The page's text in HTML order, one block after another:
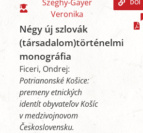
Szeghy-Gayer
Veronika
Négy új szlovák
(társadalom)történelmi
monográfia
Ficeri, Ondrej:
Potrianonské Košice:
premeny etnických
identít obyvateľov Košíc
v medzivojnovom
Československu.
DOI